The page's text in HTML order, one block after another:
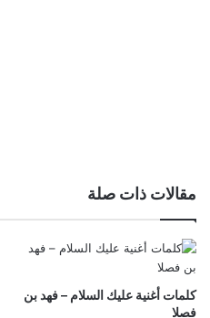
مقالات ذات صلة
كلمات أغنية عليك السلام – فهد بن
فصلا